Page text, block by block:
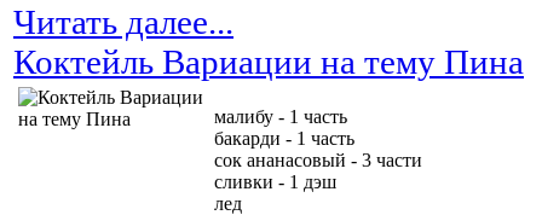
Читать далее...
Коктейль Вариации на тему Пина
малибу - 1 часть
бакарди - 1 часть
сок ананасовый - 3 части
сливки - 1 дэш
лед